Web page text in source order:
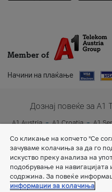
Member of
Начини на плаќање
Дознај повеќе за A1
A1 Austria A1 Croatia A1
A1 Slovenia
Со кликање на копчето "Се
зачуваме колачиња за да го
искуство преку анализа на
подобрување на
содржина. За повеќе
информации за колачиња